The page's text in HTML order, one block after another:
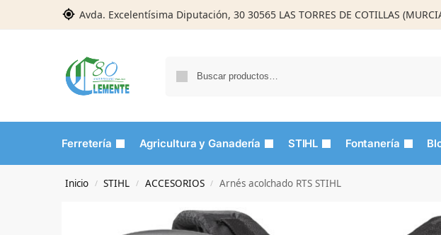
Avda. Excelentísima Diputación, 30 30565 LAS TORRES DE COTILLAS
Ferretería Agricultura y Ganadería STIHL Fontanería
Inicio / STIHL / ACCESORIOS / Arnés acolchado RTS STIHL